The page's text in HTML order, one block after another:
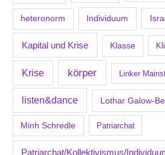
heteronorm Individuum
Kapital und Krise Klasse
Krise körper Linker
listen&dance Lothar Galow-
Minh Schredle Patriarchat
Patriarchat/Kollektivismus/